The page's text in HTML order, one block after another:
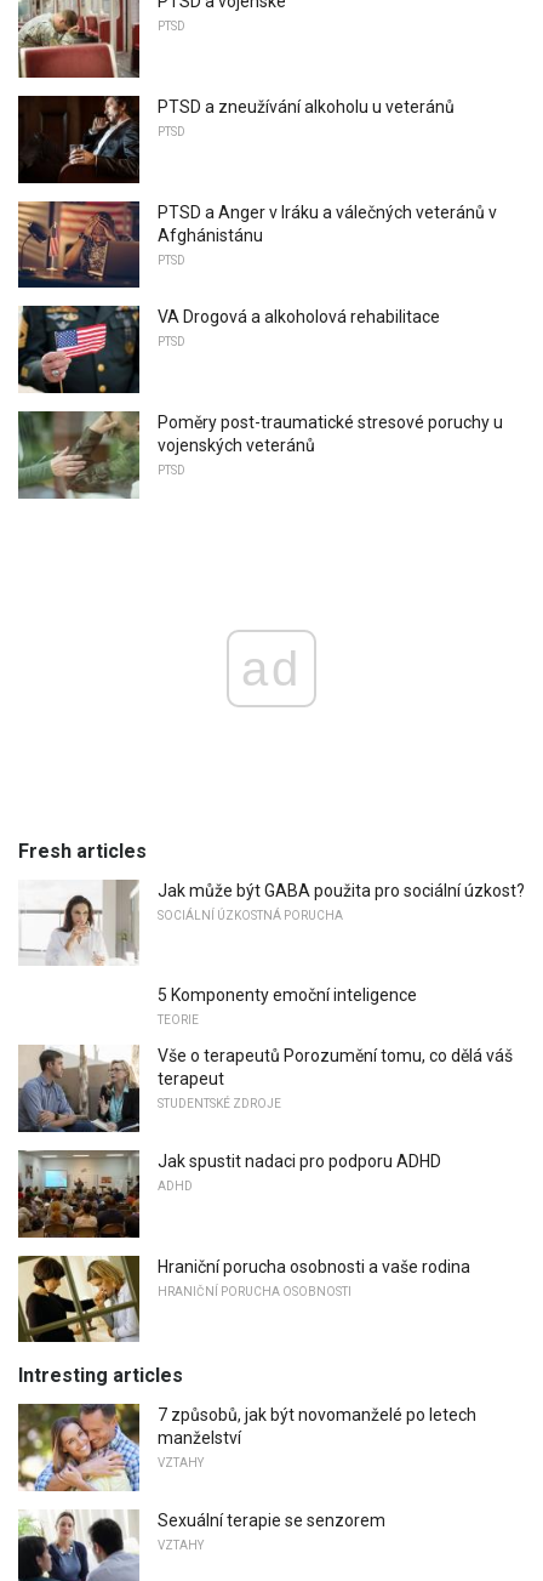
PTSD
PTSD a zneužívání alkoholu u veteránů
PTSD
PTSD a Anger v Iráku a válečných veteránů v
Afghánistánu
PTSD
VA Drogová a alkoholová rehabilitace
PTSD
Poměry post-traumatické stresové poruchy u
vojenských veteránů
PTSD
ad
Fresh articles
Jak může být GABA použita pro sociální úzkost?
SOCIÁLNÍ ÚZKOSTNÁ PORUCHA
5 Komponenty emoční inteligence
TEORIE
Vše o terapeutů Porozumění tomu, co dělá váš
terapeut
STUDENTSKÉ ZDROJE
Jak spustit nadaci pro podporu ADHD
ADHD
Hraniční porucha osobnosti a vaše rodina
HRANIČNÍ PORUCHA OSOBNOSTI
Intresting articles
7 způsobů, jak být novomanželé po letech
manželství
VZTAHY
Sexuální terapie se senzorem
VZTAHY